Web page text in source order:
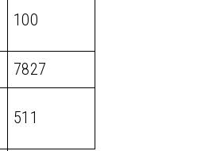
100
7827
511